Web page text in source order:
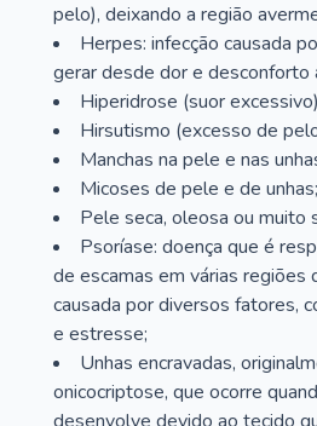
pelo), deixando a região
Herpes: infecção causada
gerar desde dor e desconforto
Hiperidrose (suor
Hirsutismo (excesso de
Manchas na pele e nas
Micoses de pele e de unhas;
Pele seca, oleosa ou muito
Psoríase: doença que é
de escamas em várias regiões
causada por diversos fatores,
e estresse;
Unhas encravadas,
onicocriptose, que ocorre